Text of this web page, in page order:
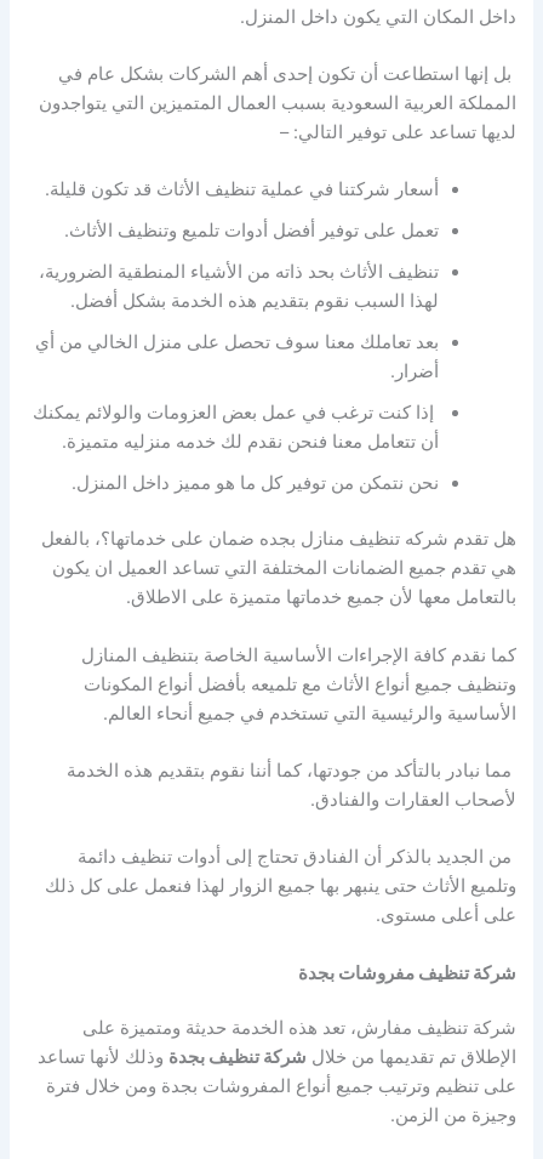
داخل المكان التي يكون داخل المنزل.
بل إنها استطاعت أن تكون إحدى أهم الشركات بشكل عام في
المملكة العربية السعودية بسبب العمال المتميزين التي يتواجدون
لديها تساعد على توفير التالي: –
أسعار شركتنا في عملية تنظيف الأثاث قد تكون قليلة.
تعمل على توفير أفضل أدوات تلميع وتنظيف الأثاث.
تنظيف الأثاث بحد ذاته من الأشياء المنطقية الضرورية،
لهذا السبب نقوم بتقديم هذه الخدمة بشكل أفضل.
بعد تعاملك معنا سوف تحصل على منزل الخالي من أي
أضرار.
إذا كنت ترغب في عمل بعض العزومات والولائم يمكنك
أن تتعامل معنا فنحن نقدم لك خدمه منزليه متميزة.
نحن نتمكن من توفير كل ما هو مميز داخل المنزل.
هل تقدم شركه تنظيف منازل بجده ضمان على خدماتها؟، بالفعل
هي تقدم جميع الضمانات المختلفة التي تساعد العميل ان يكون
بالتعامل معها لأن جميع خدماتها متميزة على الاطلاق.
كما نقدم كافة الإجراءات الأساسية الخاصة بتنظيف المنازل
وتنظيف جميع أنواع الأثاث مع تلميعه بأفضل أنواع المكونات
الأساسية والرئيسية التي تستخدم في جميع أنحاء العالم.
مما نبادر بالتأكد من جودتها، كما أننا نقوم بتقديم هذه الخدمة
لأصحاب العقارات والفنادق.
من الجديد بالذكر أن الفنادق تحتاج إلى أدوات تنظيف دائمة
وتلميع الأثاث حتى ينبهر بها جميع الزوار لهذا فنعمل على كل ذلك
على أعلى مستوى.
شركة تنظيف مفروشات بجدة
شركة تنظيف مفارش، تعد هذه الخدمة حديثة ومتميزة على
الإطلاق تم تقديمها من خلال شركة تنظيف بجدة وذلك لأنها تساعد
على تنظيم وترتيب جميع أنواع المفروشات بجدة ومن خلال فترة
وجيزة من الزمن.